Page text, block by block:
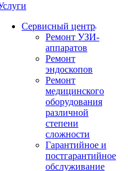
Сервисный центр
Ремонт УЗИ-
аппаратов
Ремонт
эндоскопов
Ремонт
медицинского
оборудования
различной
степени
сложности
Гарантийное и
постгарантийное
обслуживание